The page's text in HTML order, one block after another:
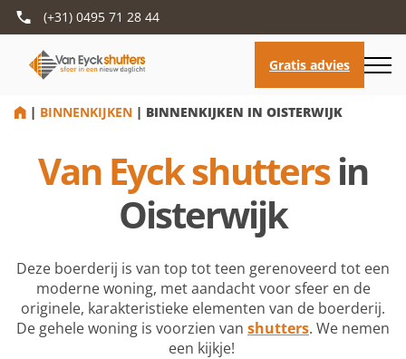
(+31) 0495 71 28 44
HOME
| BINNENKIJKEN | BINNENKIJKEN IN OISTERWIJK
Van Eyck shuttersin
Oisterwijk
Deze boerderij is van top tot teen gerenoveerd tot een
moderne woning, met aandacht voor sfeer en de
originele, karakteristieke elementen van de boerderij.
De gehele woning is voorzien van shutters. We nemen
een kijkje!